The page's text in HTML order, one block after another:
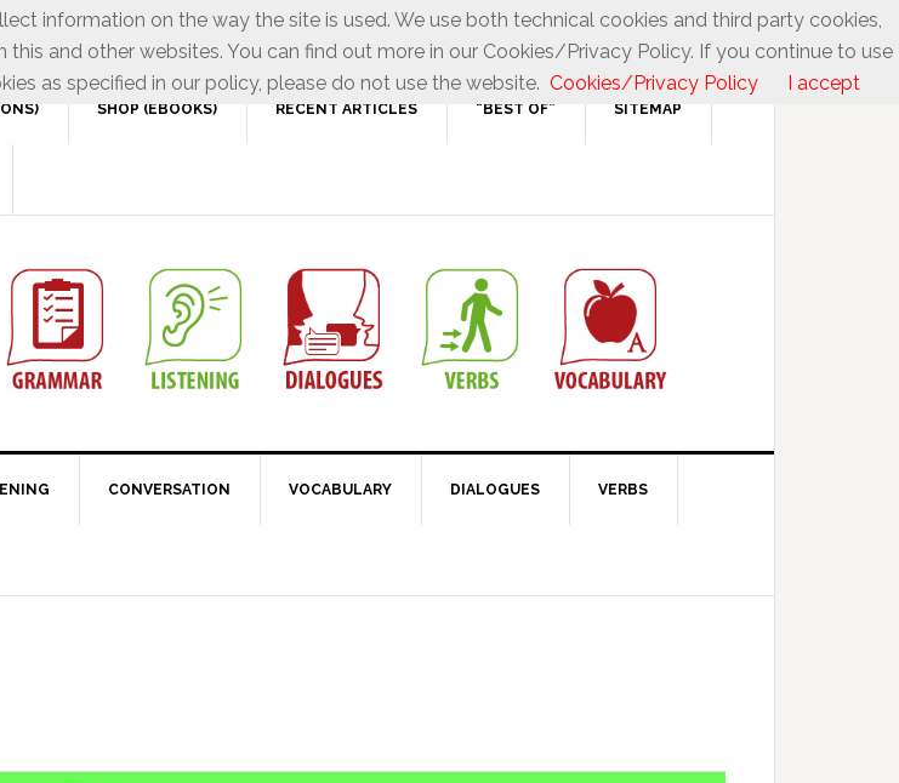
SHOP (EBOOKS) RECENT ARTICLES “BEST OF” SITEMAP
CONVERSATION VOCABULARY DIALOGUES VERBS
information on the way the site is used. We use both technical cookies and third party cookies,
and other websites. You can find out more in our Cookies/Privacy Policy. If you continue to use
as specified in our policy, please do not use the website. Cookies/Privacy Policy I accept